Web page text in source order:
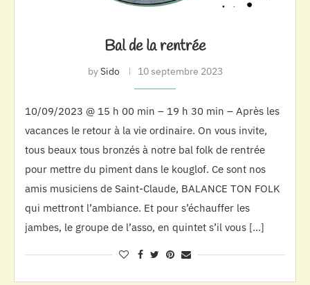
Bal de la rentrée
bySido 10 septembre 2023
10/09/2023 @ 15 h 00 min – 19 h 30 min – Après les
vacances le retour à la vie ordinaire. On vous invite,
tous beaux tous bronzés à notre bal folk de rentrée
pour mettre du piment dans le kouglof. Ce sont nos
amis musiciens de Saint-Claude, BALANCE TON FOLK
qui mettront l’ambiance. Et pour s’échauffer les
jambes, le groupe de l’asso, en quintet s’il vous […]